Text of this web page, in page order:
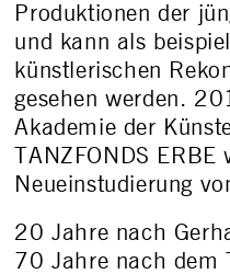
Produktionen der
und kann als
künstlerischen
gesehen werden.
Akademie der
TANZFONDS ERBE
Neueinstudierung
20 Jahre nach
70 Jahre nach dem